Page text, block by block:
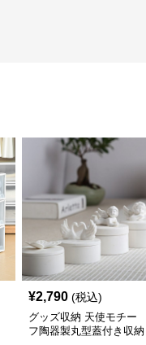
¥2,790 (税込)
グッズ収納 天使モチー
フ陶器製丸型蓋付き収納